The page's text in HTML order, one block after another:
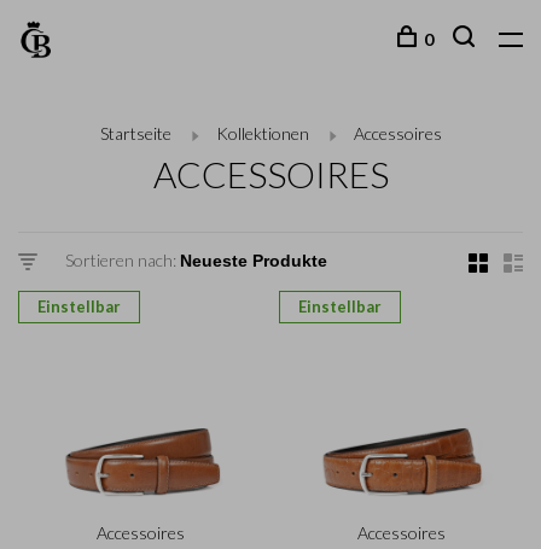
0
Startseite Kollektionen Accessoires
ACCESSOIRES
Sortieren nach:
Einstellbar
Accessoires
Einstellbar
Accessoires